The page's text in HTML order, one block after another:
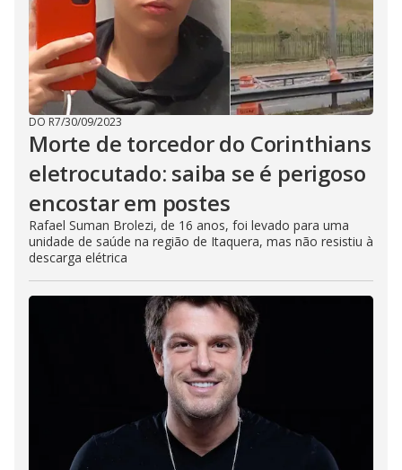
DO R7/30/09/2023
Morte de torcedor do Corinthians
eletrocutado: saiba se é perigoso
encostar em postes
Rafael Suman Brolezi, de 16 anos, foi levado para uma
unidade de saúde na região de Itaquera, mas não resistiu à
descarga elétrica